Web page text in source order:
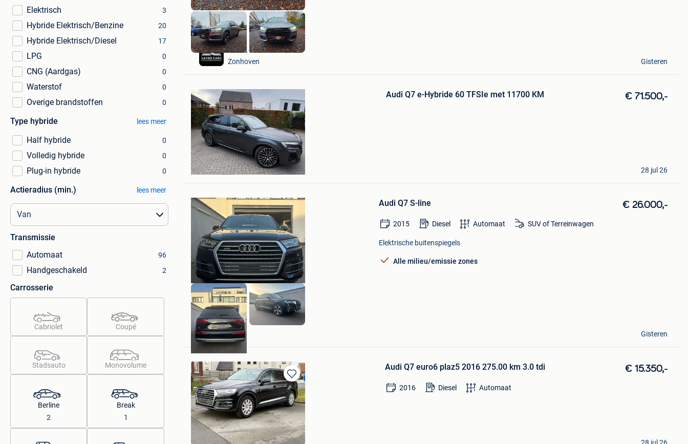
Elektrisch 3
Hybride Elektrisch/Benzine 20
Hybride Elektrisch/Diesel 17
LPG 0
CNG (Aardgas) 0
Waterstof 0
Overige brandstoffen 0
Type hybride lees meer
Half hybride 0
Volledig hybride 0
Plug-in hybride 0
Actieradius (min.) lees meer
Transmissie
Automaat
96
Handgeschakeld 2
Carrosserie
Cabriolet Coupé
Stadsauto Monovolume
Berline
2
Break
1
Savas Cars
Zonhoven
Gisteren
Bewaren
Audi Q7 e-Hybride 60 TFSIe met 11700 KM € 71.500,-
michal
Wijnegem
28 jul 26
Mijn
Favorieten
Audi Q7 S-line € 26.000,-
2015 Diesel Automaat SUV of Terreinwagen
Elektrische buitenspiegels
Alle milieu/emissie zones
BT CARS
Lier
Gisteren
Bewaren
Mijn
Favorieten
Audi Q7 euro6 plaz5 2016 275.00 km 3.0 tdi € 15.350,-
2016 Diesel Automaat
Benny Cars
Gavere
28 jul 26